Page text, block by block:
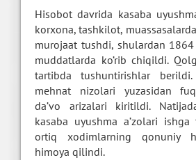
Hisobot davrida kasaba
korxona, tashkilot,
murojaat tushdi, shulardan
muddatlarda ko’rib chiqildi.
tartibda tushuntirishlar berildi.
mehnat nizolari yuzasidan
da’vo arizalari kiritildi.
kasaba uyushma a’zolari
ortiq xodimlarning qonuniy
himoya qilindi.